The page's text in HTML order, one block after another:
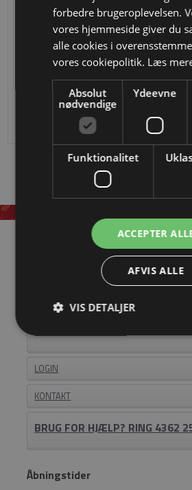
Ø 100 mm 12 x 6 mm i smedejern
DKK 13,58
LOGIN
KONTAKT
BRUG FOR HJÆLP? RING 4362
Åbningstider
forbedre brugeroplevelsen.
vores hjemmeside giver du
alle cookies i
vores cookiepolitik. Læs
Absolut
nødvendige
Ydeevne
Funktionalitet
ACCEPTER
AFVIS ALLE
VIS DETALJER